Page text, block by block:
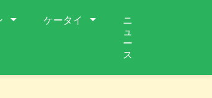
ケータイ
ニ
ュ
ー
ス